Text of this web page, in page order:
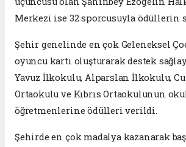
Merkezi ise 32 sporcusuyla ödüllerin
Şehir genelinde en çok Geleneksel
oyuncu kartı oluşturarak destek
Yavuz İlkokulu, Alparslan İlkokulu,
Ortaokulu ve Kıbrıs Ortaokulunun
öğretmenlerine ödülleri verildi.
Şehirde en çok madalya kazanarak